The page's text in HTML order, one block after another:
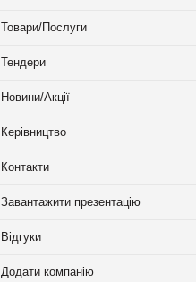
Товари/Послуги
Тендери
Новини/Акції
Керівництво
Контакти
Завантажити презентацію
Відгуки
Додати компанію